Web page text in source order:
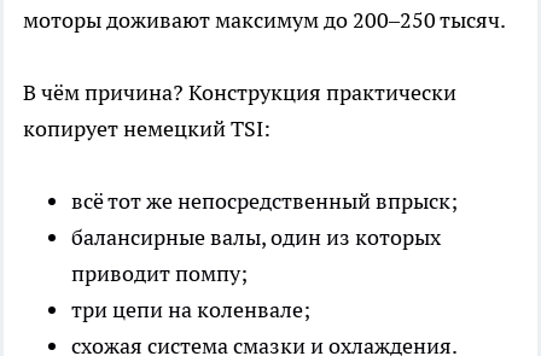
моторы доживают максимум до 200–250 тысяч.
В чём причина? Конструкция практически
копирует немецкий TSI:
всё тот же непосредственный впрыск;
балансирные валы, один из которых
приводит помпу;
три цепи на коленвале;
схожая система смазки и охлаждения.